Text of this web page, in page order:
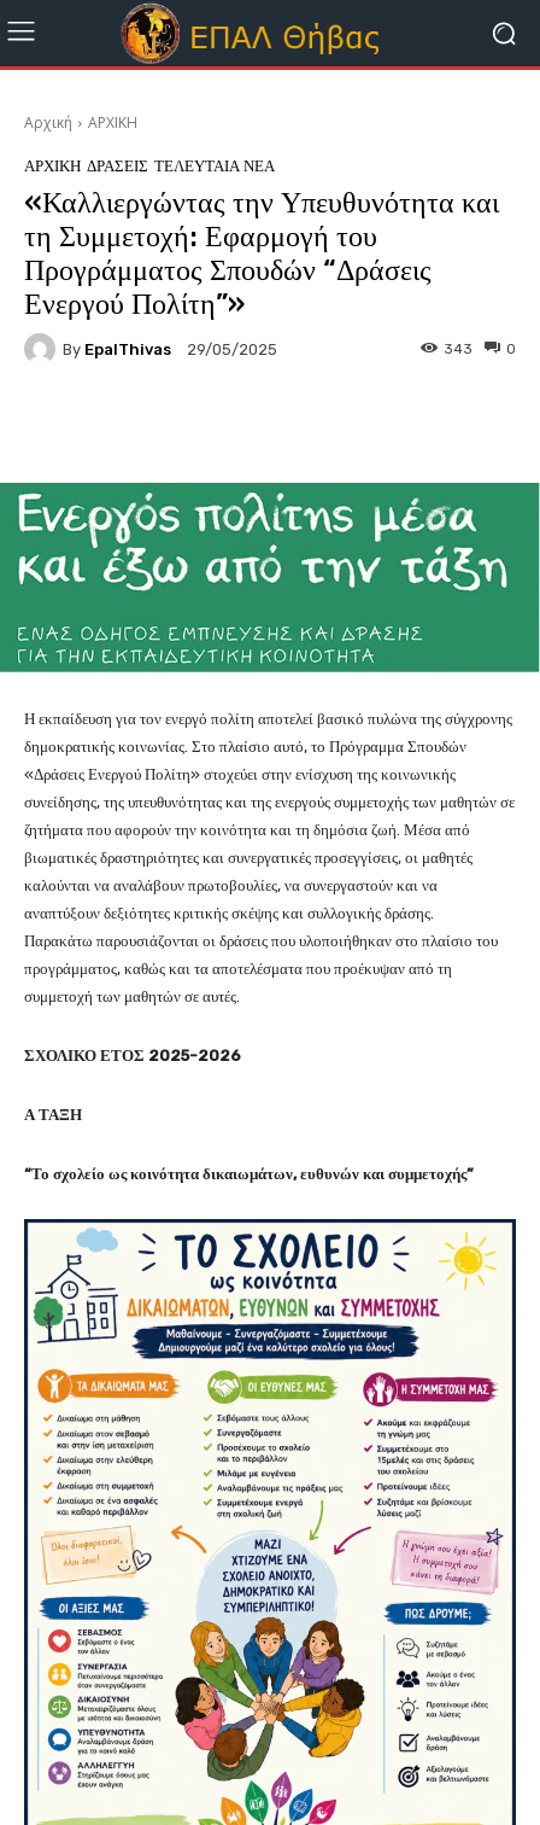
Αρχική ΑΡΧΙΚΗ
ΑΡΧΙΚΗ ΔΡΑΣΕΙΣ ΤΕΛΕΥΤΑΊΑ ΝΈΑ
«Καλλιεργώντας την Υπευθυνότητα και
τη Συμμετοχή: Εφαρμογή του
Προγράμματος Σπουδών “Δράσεις
Ενεργού Πολίτη”»
By EpalThivas 29/05/2025 0
343
Η εκπαίδευση για τον ενεργό πολίτη αποτελεί βασικό πυλώνα της σύγχρονης
δημοκρατικής κοινωνίας. Στο πλαίσιο αυτό, το Πρόγραμμα Σπουδών
«Δράσεις Ενεργού Πολίτη» στοχεύει στην ενίσχυση της κοινωνικής
συνείδησης, της υπευθυνότητας και της ενεργούς συμμετοχής των μαθητών σε
ζητήματα που αφορούν την κοινότητα και τη δημόσια ζωή. Μέσα από
βιωματικές δραστηριότητες και συνεργατικές προσεγγίσεις, οι μαθητές
καλούνται να αναλάβουν πρωτοβουλίες, να συνεργαστούν και να
αναπτύξουν δεξιότητες κριτικής σκέψης και συλλογικής δράσης.
Παρακάτω παρουσιάζονται οι δράσεις που υλοποιήθηκαν στο πλαίσιο του
προγράμματος, καθώς και τα αποτελέσματα που προέκυψαν από τη
συμμετοχή των μαθητών σε αυτές.
ΣΧΟΛΙΚΟ ΕΤΟΣ 2025-2026
Α ΤΑΞΗ
“Το σχολείο ως κοινότητα δικαιωμάτων, ευθυνών και συμμετοχής”